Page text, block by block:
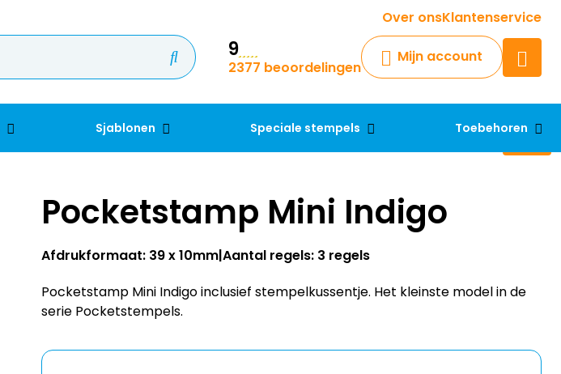
Over onsKlantenservice
9
2377 beoordelingen
Mijn account
Sjablonen Speciale stempels Toebehoren
Krijg een antwoord op uw vraag
Chatbot
Chat 24/7 met onze chatbot
Contact
Pocketstamp Mini Indigo
Afdrukformaat: 39 x 10mm Aantal regels: 3 regels
Pocketstamp Mini Indigo inclusief stempelkussentje. Het kleinste model in de
serie Pocketstempels.